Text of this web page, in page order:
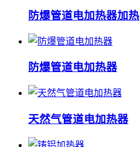
防爆管道电加热器加热
防爆管道电加热器
天然气管道电加热器